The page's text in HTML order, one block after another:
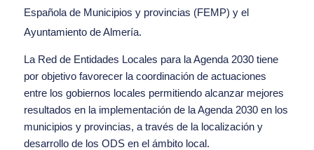
Española de Municipios y provincias (FEMP) y el
Ayuntamiento de Almería.
La Red de Entidades Locales para la Agenda 2030 tiene
por objetivo favorecer la coordinación de actuaciones
entre los gobiernos locales permitiendo alcanzar mejores
resultados en la implementación de la Agenda 2030 en los
municipios y provincias, a través de la localización y
desarrollo de los ODS en el ámbito local.